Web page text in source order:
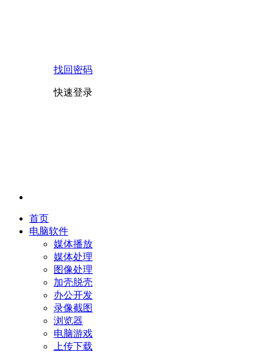
找回密码
快速登录
首页
电脑软件
媒体播放
媒体处理
图像处理
加壳脱壳
办公开发
录像截图
浏览器
电脑游戏
上传下载